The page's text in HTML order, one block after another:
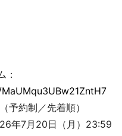
：
予約制／先着順）
年7月20日（月）23:59